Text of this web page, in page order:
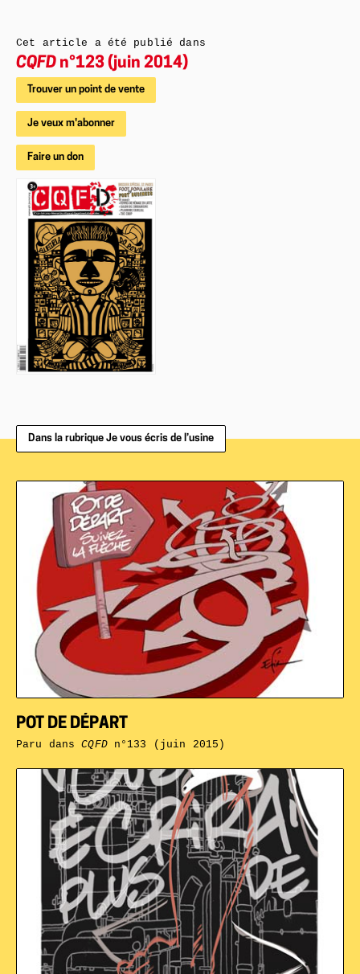
Cet article a été publié dans
CQFD n°123 (juin 2014)
Trouver un point de vente
Je veux m'abonner
Faire un don
Dans la rubrique Je vous écris de l’usine
POT DE DÉPART
Paru dansCQFDn°133 (juin 2015)